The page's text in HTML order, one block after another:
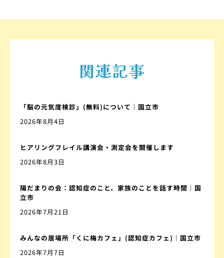
関連記事
「脳の元気度検診」(無料)について｜国立市
2026年8月4日
ヒアリングフレイル講演会・測定会を開催します
2026年8月3日
陽だまりの会：認知症のこと、家族のことを話す時間｜国
立市
2026年7月21日
みんなの居場所「くに梅カフェ」(認知症カフェ)｜国立市
2026年7月7日